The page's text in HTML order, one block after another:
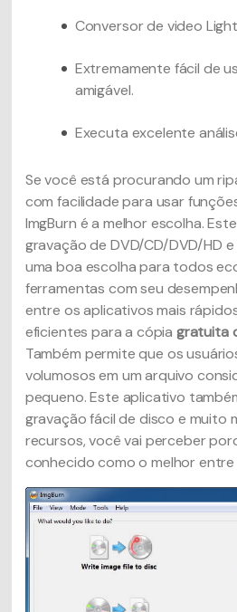
Conversor de video
Extremamente fácil de
amigável.
Executa excelente
Se você está procurando um
com facilidade para usar
ImgBurn é a melhor escolha.
gravação de DVD/CD/DVD/HD
uma boa escolha para todos
ferramentas com seu
entre os aplicativos mais
eficientes para a cópia gratuita
Também permite que os
volumosos em um arquivo
pequeno. Este aplicativo
gravação fácil de disco e muito
recursos, você vai perceber
conhecido como o melhor